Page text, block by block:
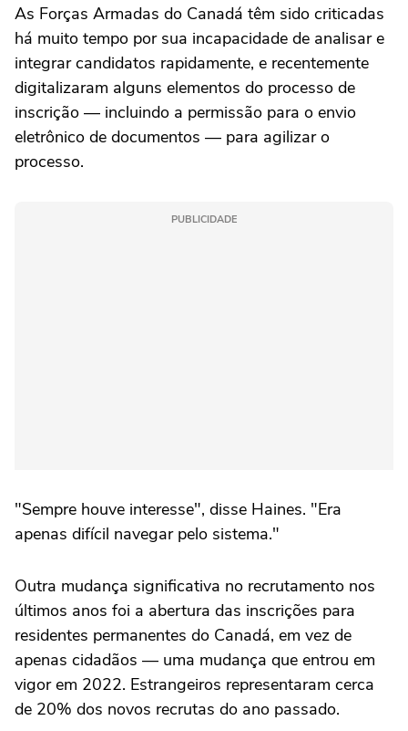
As Forças Armadas do Canadá têm sido criticadas
há muito tempo por sua incapacidade de analisar e
integrar candidatos rapidamente, e recentemente
digitalizaram alguns elementos do processo de
inscrição — incluindo a permissão para o envio
eletrônico de documentos — para agilizar o
processo.
PUBLICIDADE
"Sempre houve interesse", disse Haines. "Era
apenas difícil navegar pelo sistema."
Outra mudança significativa no recrutamento nos
últimos anos foi a abertura das inscrições para
residentes permanentes do Canadá, em vez de
apenas cidadãos — uma mudança que entrou em
vigor em 2022. Estrangeiros representaram cerca
de 20% dos novos recrutas do ano passado.